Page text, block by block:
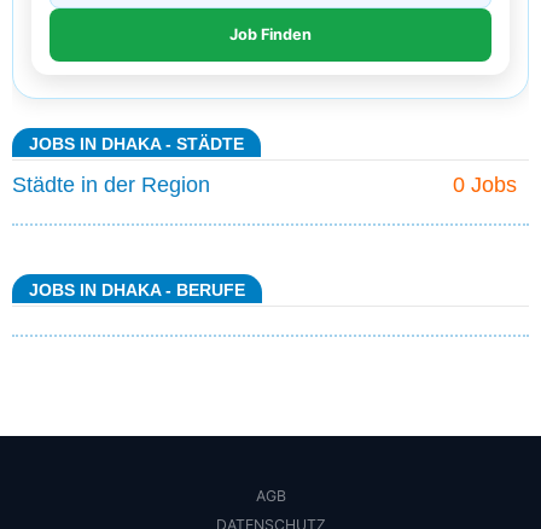
JOBS IN DHAKA - STÄDTE
0 Jobs
Städte in der Region
JOBS IN DHAKA - BERUFE
AGB
DATENSCHUTZ